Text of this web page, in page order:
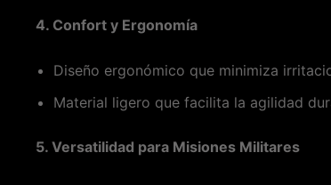
4. Confort y Ergonomía
Diseño ergonómico que minimiza
Material ligero que facilita la agilidad
5. Versatilidad para Misiones Militares